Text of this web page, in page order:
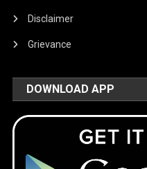
Disclaimer
Grievance
DOWNLOAD APP